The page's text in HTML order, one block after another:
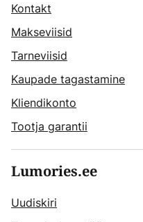
Kontakt
Makseviisid
Tarneviisid
Kaupade tagastamine
Kliendikonto
Tootja garantii
Lumories.ee
Uudiskiri